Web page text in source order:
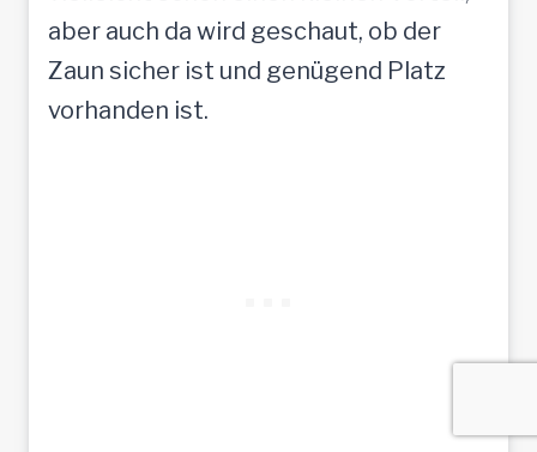
aber auch da wird geschaut, ob der
Zaun sicher ist und genügend Platz
vorhanden ist.